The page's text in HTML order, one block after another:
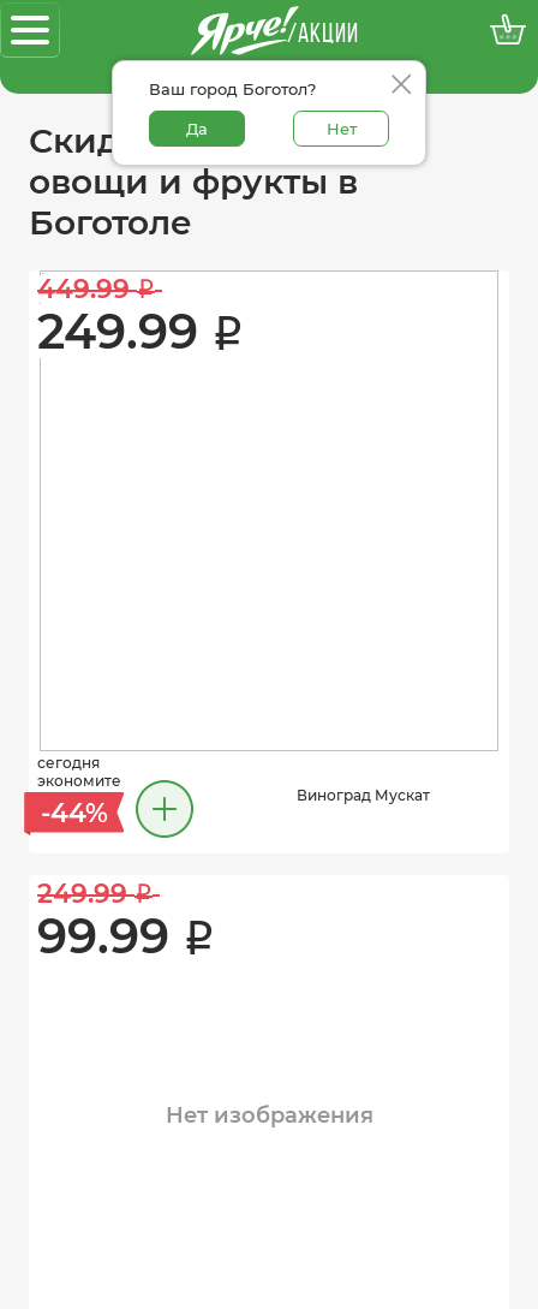
/АКЦИИ
Ваш город Боготол?
Да Нет
100% достоверные акции
Скидки в категории
овощи и фрукты в
Боготоле
449.99 i
249.99 i
сегодня
экономите
-44%
Виноград Мускат
249.99 i
99.99 i
Нет изображения